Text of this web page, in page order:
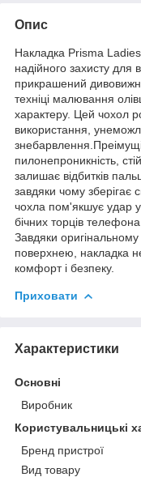
Опис
Накладка Prisma
надійного захисту
прикрашений
техніці малювання
характеру. Цей чохол
використання,
знебарвлення.Преімущі
пилонепроникність,
залишає відбитків
завдяки чому зберігає
чохла пом'якшує удар
бічних торців
Завдяки
поверхнею, накладка
комфорт і безпеку.
Приховати
Характеристики
Основні
Виробник
Користувальницькі
Бренд пристрої
Вид товару